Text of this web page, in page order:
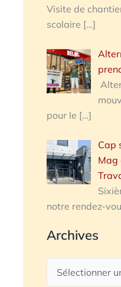
Visite de
scolaire […]
pour le […]
Cap
Mag
notre rendez-
Archives